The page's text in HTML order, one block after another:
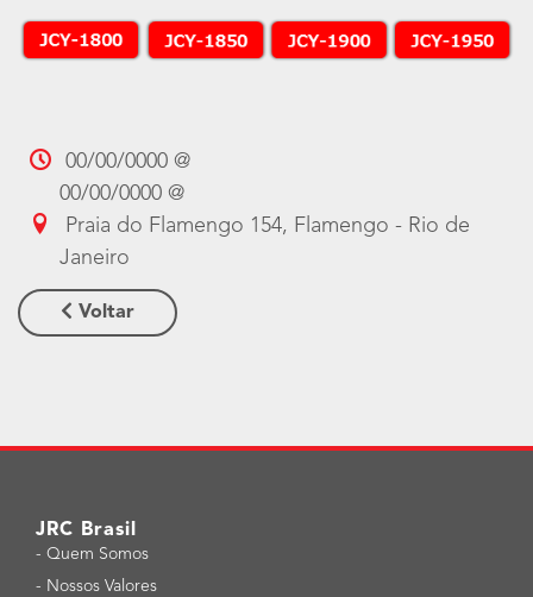
00/00/0000 @
00/00/0000 @
Praia do Flamengo 154, Flamengo - Rio de
Janeiro
Voltar
JRC Brasil
- Quem Somos
- Nossos Valores